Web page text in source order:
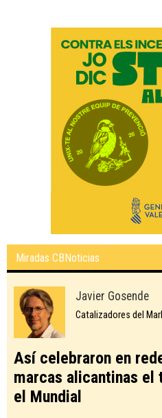
Miradas CBNoticias
Javier Gosende
Catalizadores del
Así celebraron en
marcas alicantinas el
el Mundial